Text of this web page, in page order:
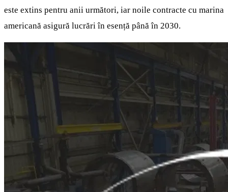
este extins pentru anii următori, iar noile contracte cu marina
americană asigură lucrări în esență până în 2030.